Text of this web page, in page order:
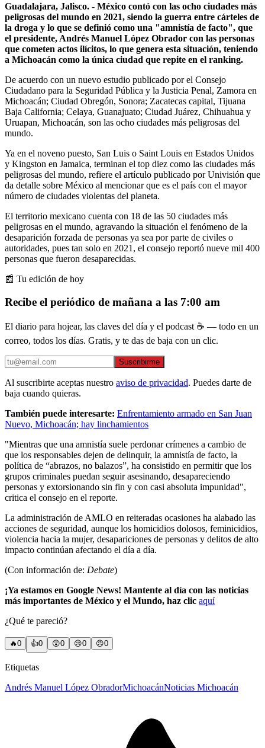
Guadalajara, Jalisco. - México contó con las ocho ciudades más
peligrosas del mundo en 2021, siendo la guerra entre cárteles de
la droga y lo que se definió como una "amnistía de facto", que
el presidente, Andrés Manuel López Obrador con las personas
que cometen actos ilícitos, lo que genera esta situación, teniendo
a Michoacán como la única ciudad que repite en el ranking.
De acuerdo con un nuevo estudio publicado por el Consejo
Ciudadano para la Seguridad Pública y la Justicia Penal, Zamora en
Michoacán; Ciudad Obregón, Sonora; Zacatecas capital, Tijuana
Baja California; Celaya, Guanajuato; Ciudad Juárez, Chihuahua y
Uruapan, Michoacán, son las ocho ciudades más peligrosas del
mundo.
Ya en el noveno puesto, San Luis o Saint Louis en Estados Unidos
y Kingston en Jamaica, terminan el top diez como las ciudades más
peligrosas del mundo, refiere el artículo publicado por Univisión que
da detalle sobre México al mencionar que es el país con el mayor
número de ciudades violentas del planeta.
El territorio mexicano cuenta con 18 de las 50 ciudades más
peligrosas en el mundo, agravando la situación el fenómeno de la
desaparición forzada de personas ya sea por parte de civiles o
autoridades, pues tan solo en 2021, el consejo reportó nueve mil 400
personas que fueron desaparecidas.
📰 Tu edición de hoy
Recibe el periódico de mañana a las 7:00 am
El diario para hojear, las claves del día y el podcast ☕ — todo en un
correo, todos los días. Gratis, y te das de baja con un clic.
Suscribirme
Al suscribirte aceptas nuestro aviso de privacidad. Puedes darte de
baja cuando quieras.
También puede interesarte: Enfrentamiento armado en San Juan
Nuevo, Michoacán; hay linchamientos
"Mientras que una amnistía suele perdonar crímenes a cambio de
que los responsables dejen de delinquir, la amnistía de facto, la
política de “abrazos, no balazos”, ha consistido en permitir que los
grupos criminales puedan seguir asesinando, desapareciendo
personas y extorsionando sin fin y con casi absoluta impunidad",
critica el consejo en el reporte.
La administración de AMLO en reiteradas ocasiones ha alabado las
acciones de seguridad, aunque los homicidios dolosos, feminicidios,
violencia hacia la mujer, desapariciones de personas y delitos de alto
impacto continúan afectando el día a día.
(Con información de: Debate)
¡Ya estamos en Google News! Mantente al día con las noticias
más importantes de México y el Mundo, haz clic aquí
¿Qué te pareció?
🔥0 👍0 😲0 😢0 😠0
Etiquetas
Andrés Manuel López ObradorMichoacánNoticias Michoacán